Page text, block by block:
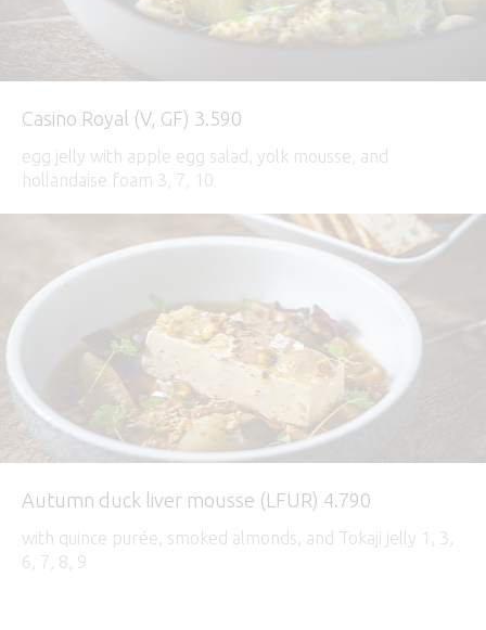
Casino Royal (V, GF) 3.590
egg jelly with apple egg salad, yolk mousse, and
hollandaise foam 3, 7, 10
Autumn duck liver mousse (LFUR) 4.790
with quince purée, smoked almonds, and Tokaji jelly 1, 3,
6, 7, 8, 9